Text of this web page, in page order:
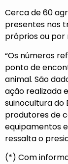
Cerca de 60
presentes nos
próprios ou por
“Os números
ponto de
animal. São
ação realizada
suinocultura do
produtores de
equipamentos
ressalta o
(*) Com